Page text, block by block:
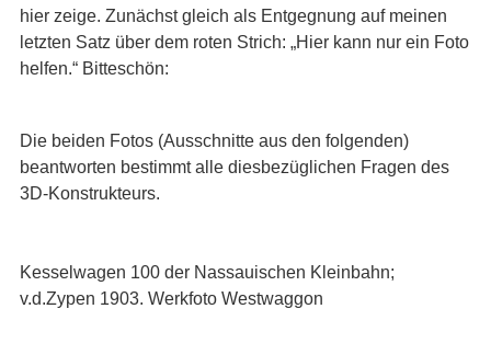
hier zeige. Zunächst gleich als Entgegnung auf meinen
letzten Satz über dem roten Strich: „Hier kann nur ein Foto
helfen.“ Bitteschön:
Die beiden Fotos (Ausschnitte aus den folgenden)
beantworten bestimmt alle diesbezüglichen Fragen des
3D-Konstrukteurs.
Kesselwagen 100 der Nassauischen Kleinbahn;
v.d.Zypen 1903. Werkfoto Westwaggon